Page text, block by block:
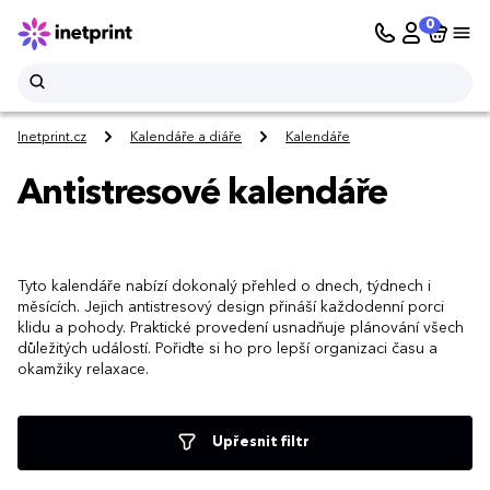
0
Inetprint.cz Kalendáře a diáře Kalendáře
Antistresové kalendáře
Tyto kalendáře nabízí dokonalý přehled o dnech, týdnech i
měsících. Jejich antistresový design přináší každodenní porci
klidu a pohody. Praktické provedení usnadňuje plánování všech
důležitých událostí. Pořiďte si ho pro lepší organizaci času a
okamžiky relaxace.
Upřesnit filtr